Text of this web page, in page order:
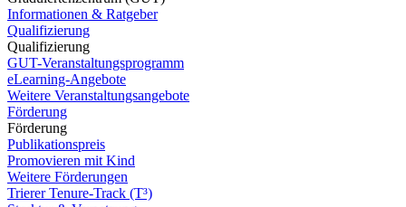
Informationen & Ratgeber
Qualifizierung
Qualifizierung
GUT-Veranstaltungsprogramm
eLearning-Angebote
Weitere Veranstaltungsangebote
Förderung
Förderung
Publikationspreis
Promovieren mit Kind
Weitere Förderungen
Trierer Tenure-Track (T³)